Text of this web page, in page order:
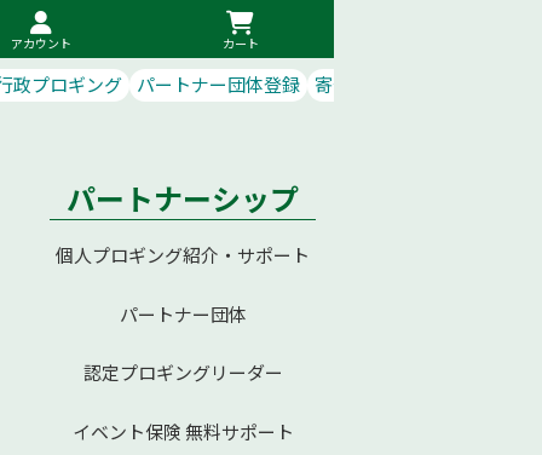
アカウント カート
政プロギング パートナー団体登録 寄付で応援
パートナーシップ
個人プロギング紹介・サポート
パートナー団体
認定プロギングリーダー
イベント保険 無料サポート